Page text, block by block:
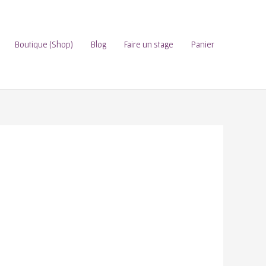
Boutique (Shop) Blog Faire un stage Panier